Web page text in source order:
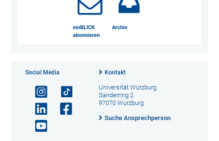
einBLICK
abonnieren
Archiv
Social Media Kontakt
Universität Würzburg
Sanderring 2
97070 Würzburg
Suche Ansprechperson